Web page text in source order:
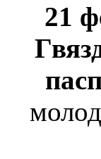
21